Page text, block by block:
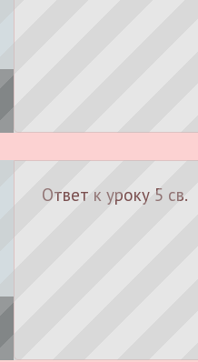
Ответ к уроку 5 св.